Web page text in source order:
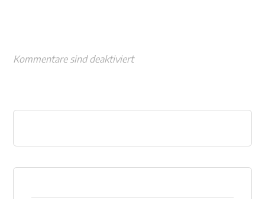
Kommentare sind deaktiviert